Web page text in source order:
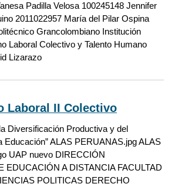
Padilla Velosa 100245148 Jennifer
2011022957 María del Pilar Ospina
Grancolombiano Institución
Laboral Colectivo y Talento Humano
Lizarazo
Laboral II Colectivo
Diversificación Productiva y del
Educación” ALAS PERUANAS.jpg ALAS
UAP nuevo DIRECCIÓN
EDUCACIÓN A DISTANCIA FACULTAD
POLITICAS DERECHO